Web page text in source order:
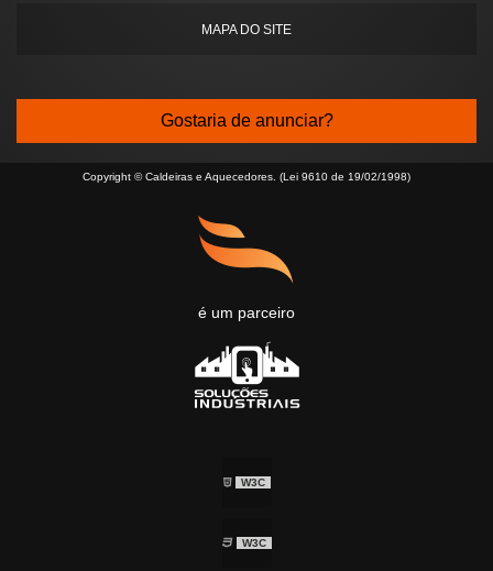
MAPA DO SITE
Gostaria de anunciar?
Copyright © Caldeiras e Aquecedores. (Lei 9610 de 19/02/1998)
é um parceiro
W3C
W3C